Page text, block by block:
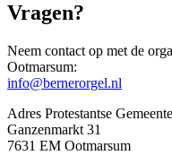
Vragen?
Neem contact op met de
Ootmarsum:
info@bernerorgel.nl
Adres Protestantse
Ganzenmarkt 31
7631 EM Ootmarsum